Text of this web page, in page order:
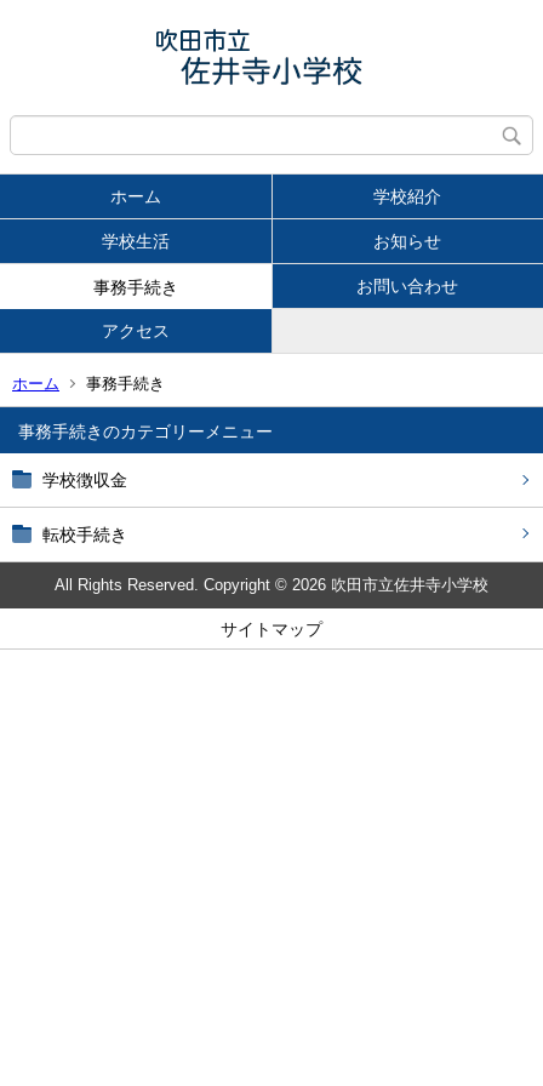
ホーム 学校紹介
学校生活 お知らせ
事務手続き お問い合わせ
アクセス
ホーム 事務手続き
事務手続き
学校徴収金
転校手続き
All Rights Reserved. Copyright © 2026 吹田市立佐井寺小学校
サイトマップ